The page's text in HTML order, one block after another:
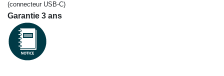
(connecteur USB-C)
Garantie 3 ans